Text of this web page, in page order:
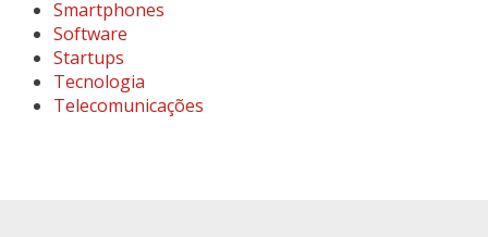
Smartphones
Software
Startups
Tecnologia
Telecomunicações